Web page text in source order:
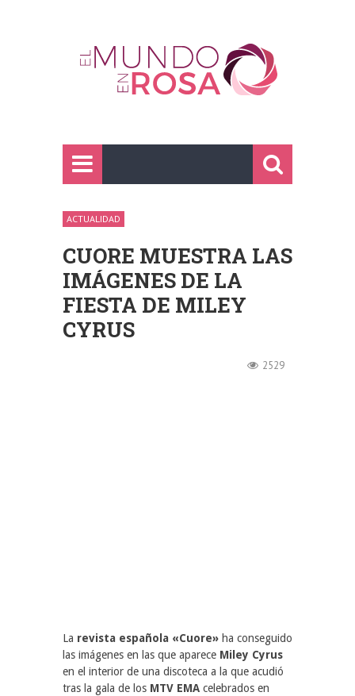
ACTUALIDAD
CUORE MUESTRA LAS
IMÁGENES DE LA
FIESTA DE MILEY
CYRUS
2529
La revista española «Cuore» ha conseguido
las imágenes en las que aparece Miley Cyrus
en el interior de una discoteca a la que acudió
tras la gala de los MTV EMA celebrados en